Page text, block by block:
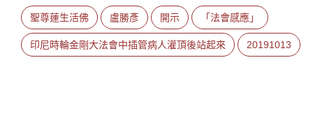
聖尊蓮生活佛 盧勝彥 開示 「法會感應」
印尼時輪金剛大法會中插管病人灌頂後站起來 20191013